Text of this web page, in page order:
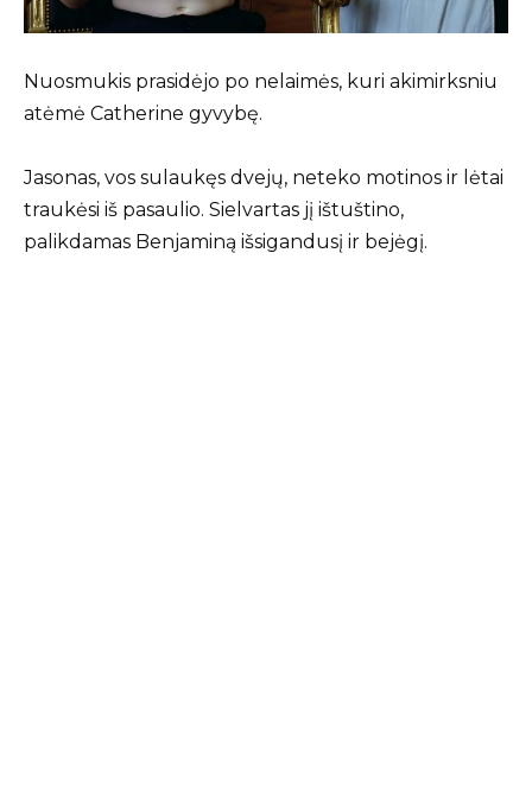
Nuosmukis prasidėjo po nelaimės, kuri akimirksniu
atėmė Catherine gyvybę.
Jasonas, vos sulaukęs dvejų, neteko motinos ir lėtai
traukėsi iš pasaulio. Sielvartas jį ištuštino,
palikdamas Benjaminą išsigandusį ir bejėgį.